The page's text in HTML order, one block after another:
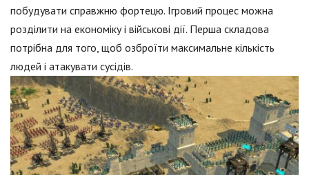
побудувати справжню фортецю. Ігровий процес можна
розділити на економіку і військові дії. Перша складова
потрібна для того, щоб озброїти максимальне кількість
людей і атакувати сусідів.